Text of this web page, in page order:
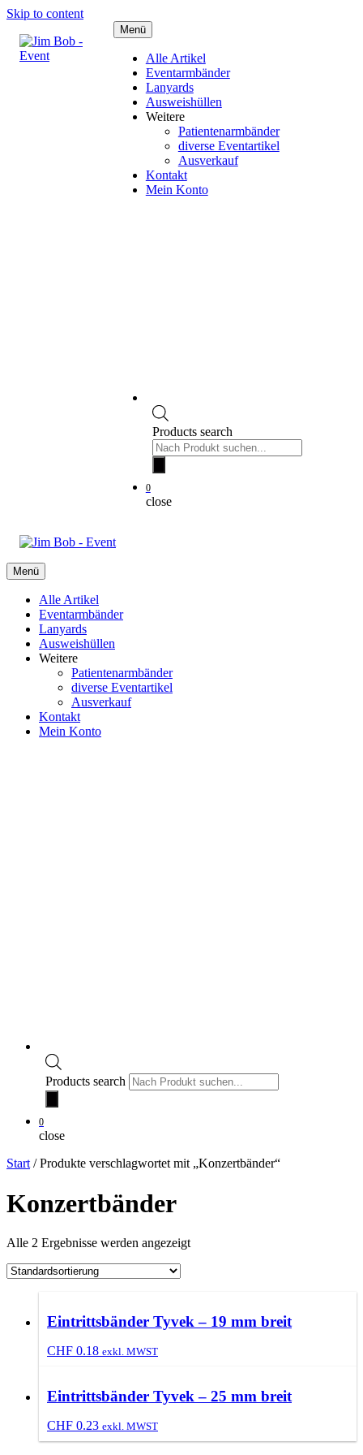
Skip to content
Menü
Alle Artikel
Eventarmbänder
Lanyards
Ausweishüllen
Weitere
Patientenarmbänder
diverse Eventartikel
Ausverkauf
Kontakt
Mein Konto
Products search
0
close
Menü
Alle Artikel
Eventarmbänder
Lanyards
Ausweishüllen
Weitere
Patientenarmbänder
diverse Eventartikel
Ausverkauf
Kontakt
Mein Konto
Products search
0
close
Start / Produkte verschlagwortet mit „Konzertbänder“
Konzertbänder
Alle 2 Ergebnisse werden angezeigt
Eintrittsbänder Tyvek – 19 mm breit
CHF 0.18 exkl. MWST
Eintrittsbänder Tyvek – 25 mm breit
CHF 0.23 exkl. MWST